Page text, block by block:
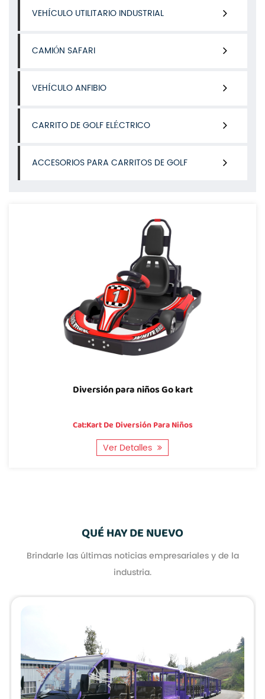
VEHÍCULO UTILITARIO INDUSTRIAL
CAMIÓN SAFARI
VEHÍCULO ANFIBIO
CARRITO DE GOLF ELÉCTRICO
ACCESORIOS PARA CARRITOS DE GOLF
Diversión para niños Go kart
Cat:Kart De Diversión Para Niños
Ver Detalles
QUÉ HAY DE NUEVO
Brindarle las últimas noticias empresariales y de la
industria.